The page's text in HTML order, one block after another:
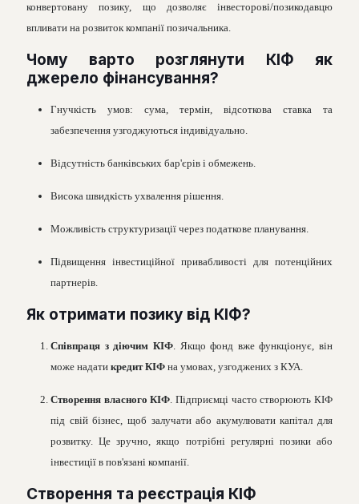
конвертовану позику, що дозволяє iнвесторовi/позикодавцю
впливати на розвиток компанiї позичальника.
Чому варто розглянути КIФ як
джерело фiнансування?
Гнучкiсть умов: сума, термiн, вiдсоткова ставка та
забезпечення узгоджуються iндивiдуально.
Вiдсутнiсть банкiвських бар'єрiв i обмежень.
Висока швидкiсть ухвалення рiшення.
Можливiсть структуризацiї через податкове планування.
Пiдвищення iнвестицiйної привабливостi для потенцiйних
партнерiв.
Як отримати позику вiд КIФ?
Спiвпраця з дiючим КIФ. Якщо фонд вже функцiонує, вiн
може надати кредит КIФ на умовах, узгоджених з КУА.
Створення власного КIФ. Пiдприємцi часто створюють КIФ
пiд свiй бiзнес, щоб залучати або акумулювати капiтал для
розвитку. Це зручно, якщо потрiбнi регулярнi позики або
iнвестицiї в пов'язанi компанiї.
Створення та реєстрацiя КIФ